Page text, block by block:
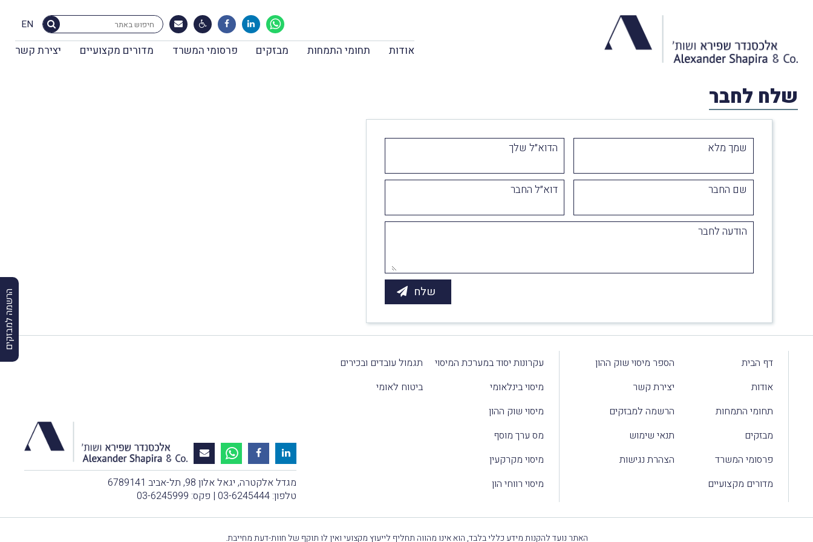
EN
אודות תחומי התמחות מבזקים פרסומי המשרד מדורים מקצועיים יצירת קשר
הרשמה למבזקים
שלח לחבר
שמך מלא הדוא״ל שלך
שם החבר דוא״ל החבר
הודעה לחבר
דף הבית
אודות
תחומי התמחות
מבזקים
פרסומי המשרד
מדורים מקצועיים
הספר מיסוי שוק ההון
יצירת קשר
הרשמה למבזקים
תנאי שימוש
הצהרת נגישות
עקרונות יסוד במערכת המיסוי
מיסוי בינלאומי
מיסוי שוק ההון
מס ערך מוסף
מיסוי מקרקעין
מיסוי רווחי הון
תגמול עובדים ובכירים
ביטוח לאומי
מגדל אלקטרה, יגאל אלון 98, תל-אביב 6789141
טלפון: 03-6245444 | פקס: 03-6245999
האתר נועד להקנות מידע כללי בלבד, הוא אינו מהווה תחליף לייעוץ מקצועי ואין לו תוקף של חוות-דעת מחייבת.